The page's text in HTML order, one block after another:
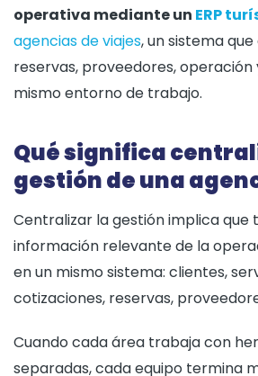
operativa mediante un ERP
agencias de viajes, un sistema
reservas, proveedores, operación
mismo entorno de trabajo.
Qué significa
gestión de una
Centralizar la gestión implica que
información relevante de la
en un mismo sistema: clientes,
cotizaciones, reservas,
Cuando cada área trabaja con
separadas, cada equipo termina